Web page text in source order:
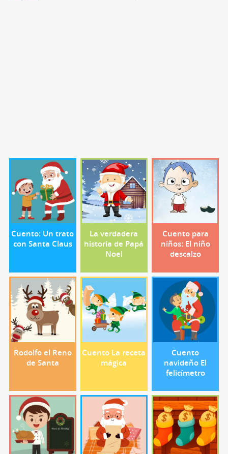
Cuento: Un trato
con Santa Claus
La verdadera
historia de Papá
Noel
Cuento para
niños: El niño
descalzo
Rodolfo el Reno
de Santa
Cuento La receta
mágica
Cuento
navideño El
felicímetro